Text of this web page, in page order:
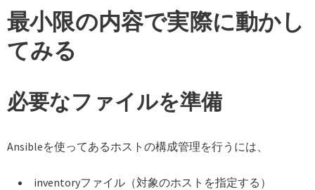
最小限の内容で実際に動かし
てみる
必要なファイルを準備
Ansibleを使ってあるホストの構成管理を行うには、
inventoryファイル（対象のホストを指定する）